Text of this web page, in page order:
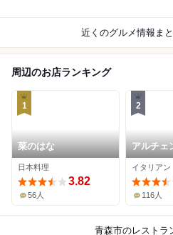
近くのグルメ情報ま
周辺のお店ランキング
1
菜のはな
日本料理
3.82
56人
2
アルチェ
イタリアン
116人
青森市のレストラ